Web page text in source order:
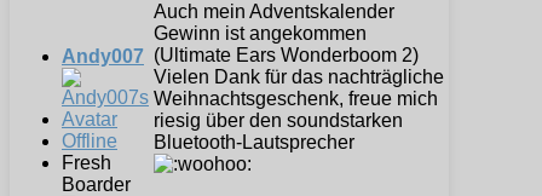
Andy007
Offline
Fresh
Boarder
Auch mein Adventskalender
Gewinn ist angekommen
(Ultimate Ears Wonderboom 2)
Vielen Dank für das nachträgliche
Weihnachtsgeschenk, freue mich
riesig über den soundstarken
Bluetooth-Lautsprecher